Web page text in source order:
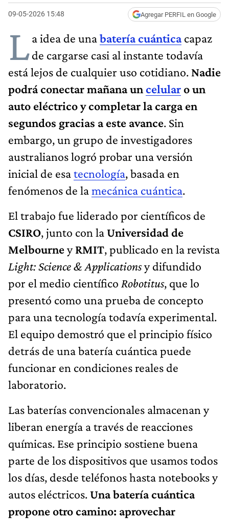
09-05-2026 15:48 Agregar PERFIL en Google
La idea de unabatería cuánticacapaz
de cargarse casi al instante todavía
está lejos de cualquier uso cotidiano. Nadie
podrá conectar mañana uncelularo un
auto eléctrico y completar la carga en
segundos gracias a este avance. Sin
embargo, un grupo de investigadores
australianos logró probar una versión
inicial de esatecnología, basada en
fenómenos de lamecánica cuántica.
El trabajo fue liderado por científicos de
CSIRO, junto con laUniversidad de
MelbourneyRMIT, publicado en la revista
Light: Science & Applicationsy difundido
por el medio científico Robotitus, que lo
presentó como una prueba de concepto
para una tecnología todavía experimental.
El equipo demostró que el principio físico
detrás de una batería cuántica puede
funcionar en condiciones reales de
laboratorio.
Las baterías convencionales almacenan y
liberan energía a través de reacciones
químicas. Ese principio sostiene buena
parte de los dispositivos que usamos todos
los días, desde teléfonos hasta notebooks y
autos eléctricos.Una batería cuántica
propone otro camino: aprovechar